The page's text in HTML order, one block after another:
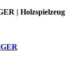
| Holzspielzeug